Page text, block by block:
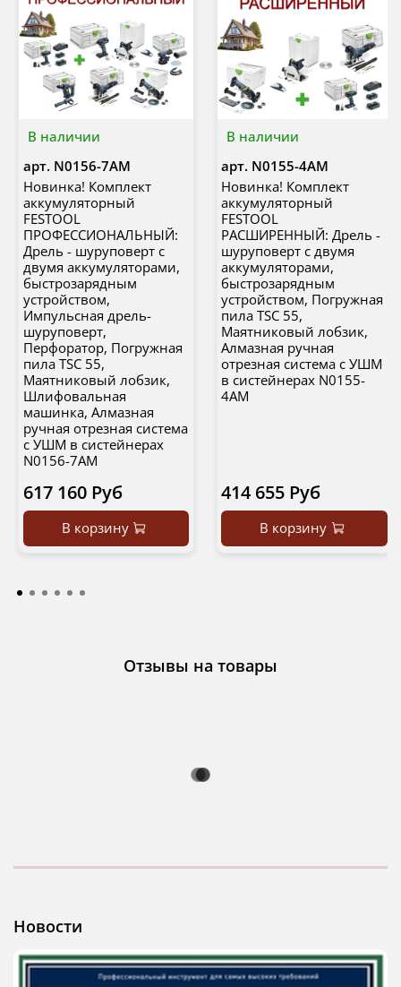
В наличии
арт. N0156-7AM
Новинка! Комплект
аккумуляторный
FESTOOL
ПРОФЕССИОНАЛЬНЫЙ:
Дрель - шуруповерт с
двумя аккумуляторами,
быстрозарядным
устройством,
Импульсная дрель-
шуруповерт,
Перфоратор, Погружная
пила TSC 55,
Маятниковый лобзик,
Шлифовальная
машинка, Алмазная
ручная отрезная система
с УШМ в систейнерах
N0156-7AM
617 160 Руб
В корзину
В наличии
арт. N0155-4AM
Новинка! Комплект
аккумуляторный
FESTOOL
РАСШИРЕННЫЙ: Дрель -
шуруповерт с двумя
аккумуляторами,
быстрозарядным
устройством, Погружная
пила TSC 55,
Маятниковый лобзик,
Алмазная ручная
отрезная система с УШМ
в систейнерах N0155-
4AM
414 655 Руб
В корзину
Отзывы на товары
Новости